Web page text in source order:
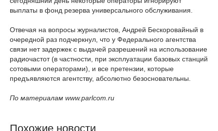
выплаты в фонд резерва универсального обслуживания.
Отвечая на вопросы журналистов, Андрей Бескоровайный в
очередной раз подчеркнул, что у Федерального агентства
связи нет задержек с выдачей разрешений на использование
радиочастот (в частности, при эксплуатации базовых станций
сотовыми операторами), и все претензии, которые
предъявляются агентству, абсолютно безосновательны.
По материалам www.parlcom.ru
Похожие новости